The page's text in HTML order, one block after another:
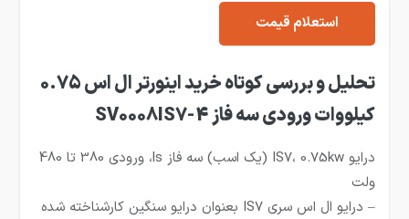
استعلام قیمت
تحلیل و بررسی کوتاه خرید اینورتر ال اس 0.75
کیلووات ورودی سه فاز SV0008IS7-4
درایو IS7، 0.75kw (یک اسب) سه فاز ls، ورودی 380 تا 480
ولت
– درایو ال اس سری IS7 بعنوان درایو سنگین کارشناخته شده